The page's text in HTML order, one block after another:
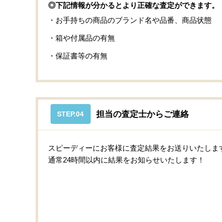
◎下記情報が分かるとより正確な査定ができます。
・お手持ちの商品のブランド名や品番、商品状態
・箱や付属品の有無
・保証書等の有無
STEP.04 担当の査定士からご連絡
スピーディーにお客様に査定結果をお送りいたしま
通常24時間以内に結果をお知らせいたします！